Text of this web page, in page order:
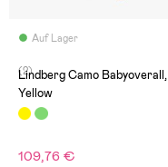
Auf Lager
(2)
Lindberg Camo Babyoverall,
Yellow
109,76 €